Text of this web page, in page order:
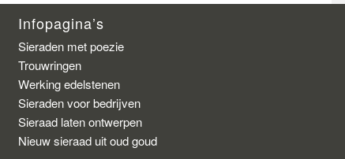
Infopagina’s
Sieraden met poezie
Trouwringen
Werking edelstenen
Sieraden voor bedrijven
Sieraad laten ontwerpen
Nieuw sieraad uit oud goud